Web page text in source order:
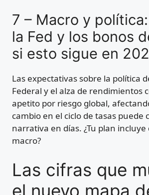
7 – Macro y
la Fed y los bonos
si esto sigue en
Las expectativas sobre la política
Federal y el alza de rendimientos
apetito por riesgo global,
cambio en el ciclo de tasas puede
narrativa en días. ¿Tu plan incluye
macro?
Las cifras que
el nuevo mapa